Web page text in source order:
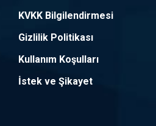
KVKK Bilgilendirmesi
Gizlilik Politikası
Kullanım Koşulları
İstek ve Şikayet